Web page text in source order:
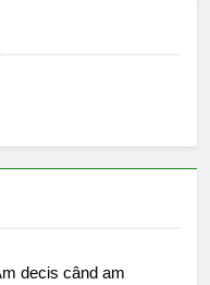
decis când am